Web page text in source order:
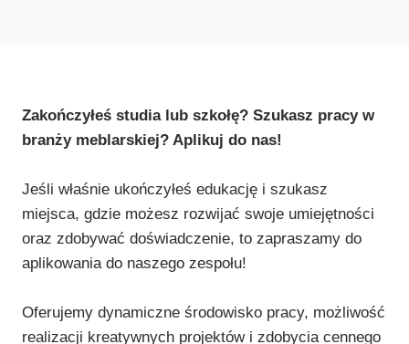
Zakończyłeś studia lub szkołę? Szukasz pracy w
branży meblarskiej? Aplikuj do nas!
Jeśli właśnie ukończyłeś edukację i szukasz
miejsca, gdzie możesz rozwijać swoje umiejętności
oraz zdobywać doświadczenie, to zapraszamy do
aplikowania do naszego zespołu!
Oferujemy dynamiczne środowisko pracy, możliwość
realizacji kreatywnych projektów i zdobycia cennego